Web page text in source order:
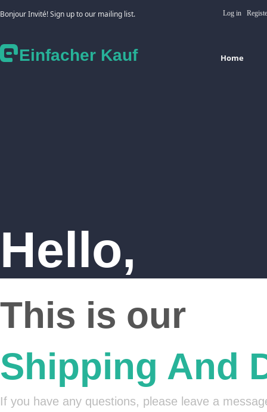
Einfacher Kauf Home
Bonjour Invité! Sign up to our mailing list. Log in
Hello,
This is our
Shipping And
If you have any questions, please leave a